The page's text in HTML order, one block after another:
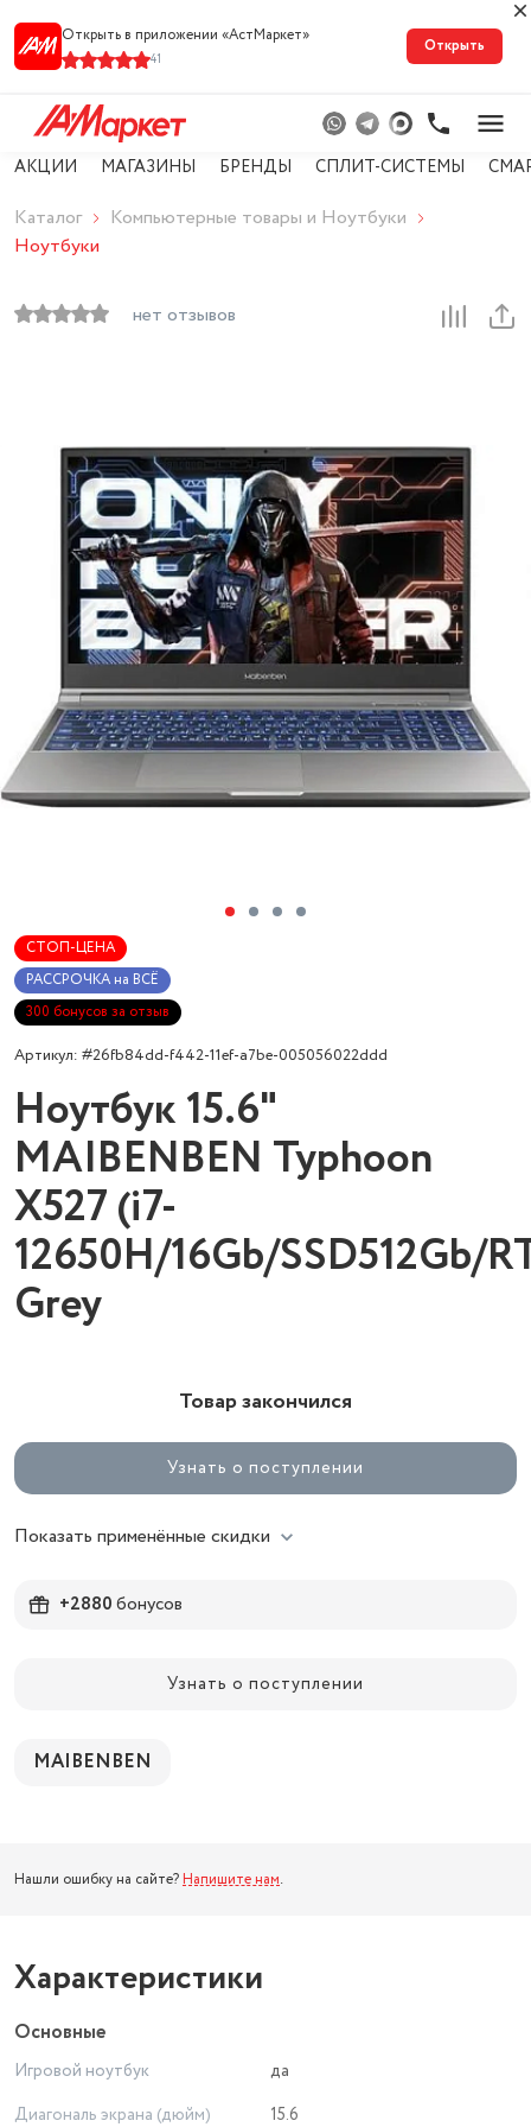
Открыть в приложении «АстМарке‪т‬»
41
Открыть
АКЦИИ МАГАЗИНЫ БРЕНДЫ СПЛИТ-СИСТЕМЫ
Каталог
Компьютерные товары и Ноутбуки
Ноутбуки
нет отзывов
СТОП-ЦЕНА
РАССРОЧКА на ВСЁ
300 бонусов за отзыв
Артикул: #26fb84dd-f442-11ef-a7be-005056022ddd
Ноутбук 15.6"
MAIBENBEN Typhoon
X527 (i7-
12650H/16Gb/SSD512Gb/
Grey
Товар закончился
Узнать о поступлении
Показать применённые скидки
+2880бонусов
Узнать о поступлении
MAIBENBEN
Нашли ошибку на сайте? Напишите нам.
Характеристики
Основные
Игровой ноутбук
да
Диагональ экрана (дюйм)
15.6